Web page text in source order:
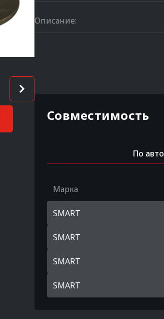
Описание:
Совместимость
По авто
Марка
SMART
SMART
SMART
SMART